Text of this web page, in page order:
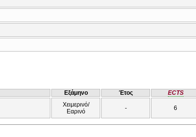
Εξάμηνο Έτος ECTS
Χειμερινό/
Εαρινό
- 6